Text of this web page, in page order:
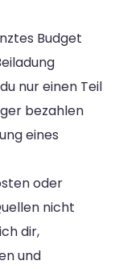
Budget
nur einen Teil
bezahlen
eines
oder
nicht
dir,
und